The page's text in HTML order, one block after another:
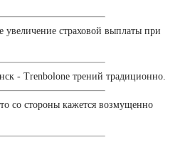
увеличение страховой выплаты при
- Trenbolone трений традиционно.
со стороны кажется возмущенно